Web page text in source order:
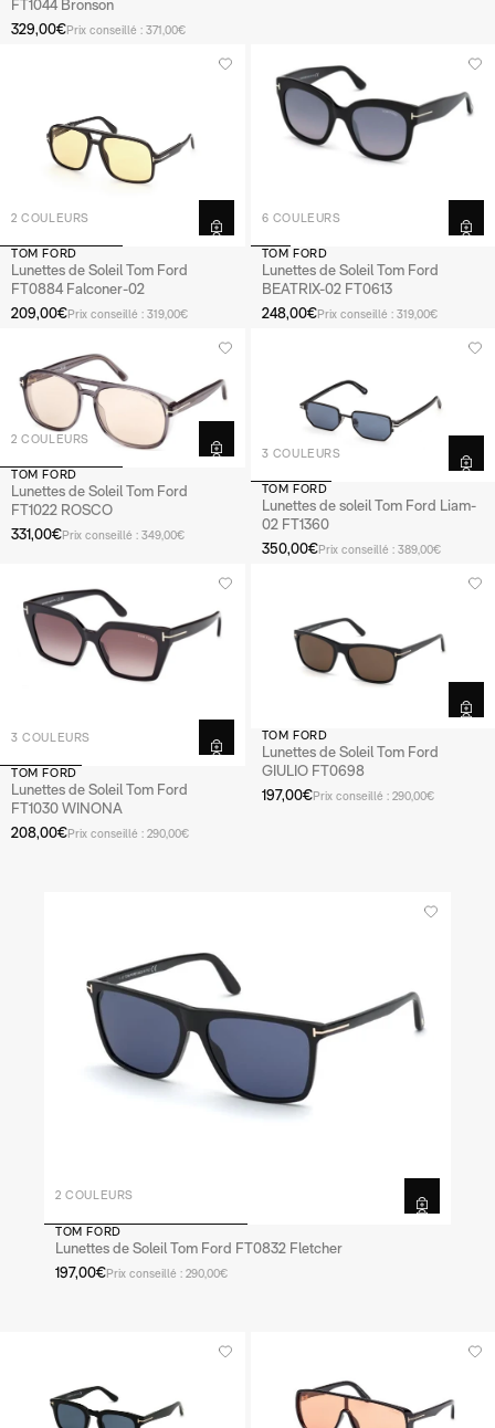
Prada
Toutes les marques
Accessoires
Lunettes de sport
Lunettes pour écran
PAR PRIX
Lunettes de vue entre 100€ et 350€
Prada
Toutes les marques
Lunettes de soleil de sport
Lunettes de soleil accessoires
Lunettes de soleil polarisées
PAR PRIX
FT1044 Bronson
329,00€Prix conseillé : 371,00€
2 COULEURS
TOM FORD
Lunettes de Soleil Tom Ford
FT0884 Falconer-02
209,00€Prix conseillé : 319,00€
6 COULEURS
TOM FORD
Lunettes de Soleil Tom Ford
BEATRIX-02 FT0613
248,00€Prix conseillé : 319,00€
2 COULEURS
TOM FORD
Lunettes de Soleil Tom Ford
FT1022 ROSCO
331,00€Prix conseillé : 349,00€
3 COULEURS
TOM FORD
Lunettes de soleil Tom Ford Liam-
02 FT1360
350,00€Prix conseillé : 389,00€
3 COULEURS
TOM FORD
Lunettes de Soleil Tom Ford
FT1030 WINONA
208,00€Prix conseillé : 290,00€
TOM FORD
Lunettes de Soleil Tom Ford
GIULIO FT0698
197,00€Prix conseillé : 290,00€
2 COULEURS
TOM FORD
Lunettes de Soleil Tom Ford FT0832 Fletcher
197,00€Prix conseillé : 290,00€